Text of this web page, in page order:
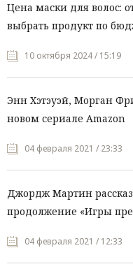
Цена маски для волос:
выбрать продукт по
10 октября 2024 / 15:19
Энн Хэтэуэй, Морган
новом сериале Amazon
04 февраля 2021 / 23:33
Джордж Мартин
продолжение «Игры
04 февраля 2021 / 12:33